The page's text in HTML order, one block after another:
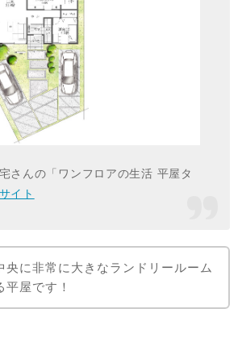
さんの「ワンフロアの生活 平屋タ
イト
央に非常に大きなランドリールーム
平屋です！